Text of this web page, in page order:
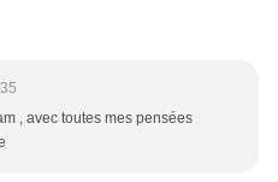
, avec toutes mes pensées